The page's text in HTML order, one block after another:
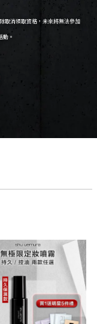
取消領取資格，未來將無法參加
動。